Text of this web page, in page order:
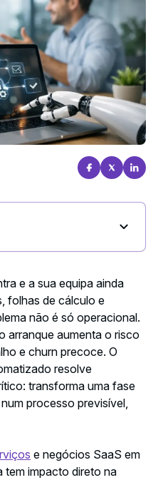
de clientes
retorno mais
de clientes
e a sua equipa ainda
folhas de cálculo e
não é só operacional.
arranque aumenta o risco
e churn precoce. O
resolve
transforma uma fase
processo previsível,
e negócios SaaS em
tem impacto direto na